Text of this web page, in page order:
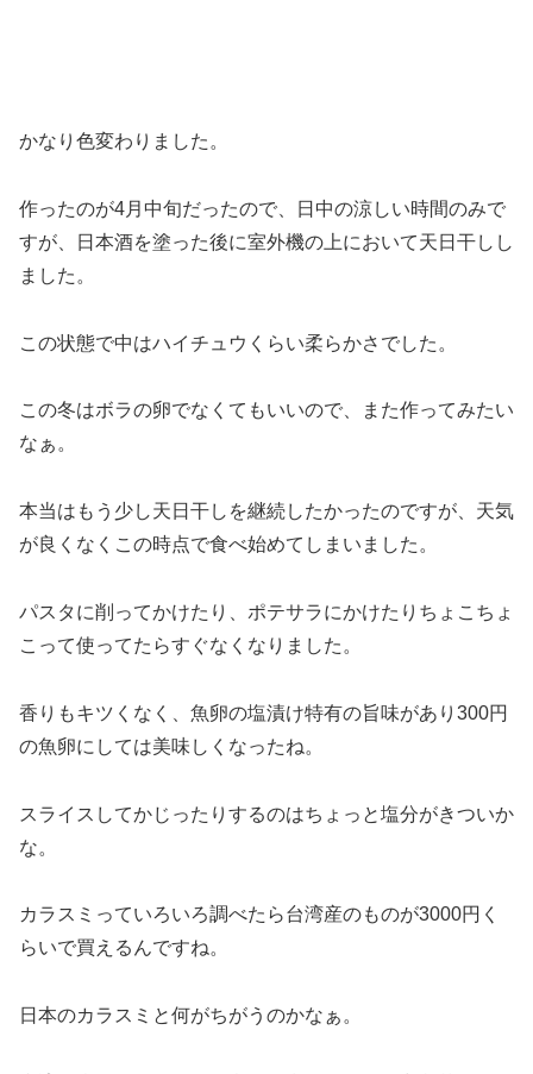
かなり色変わりました。
作ったのが4月中旬だったので、日中の涼しい時間のみで
すが、日本酒を塗った後に室外機の上において天日干しし
ました。
この状態で中はハイチュウくらい柔らかさでした。
この冬はボラの卵でなくてもいいので、また作ってみたい
なぁ。
本当はもう少し天日干しを継続したかったのですが、天気
が良くなくこの時点で食べ始めてしまいました。
パスタに削ってかけたり、ポテサラにかけたりちょこちょ
こって使ってたらすぐなくなりました。
香りもキツくなく、魚卵の塩漬け特有の旨味があり300円
の魚卵にしては美味しくなったね。
スライスしてかじったりするのはちょっと塩分がきついか
な。
カラスミっていろいろ調べたら台湾産のものが3000円く
らいで買えるんですね。
日本のカラスミと何がちがうのかなぁ。